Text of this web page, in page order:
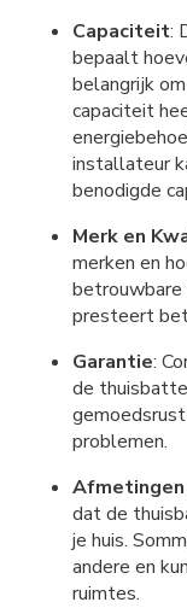
Capaciteit:
bepaalt
belangrijk
capaciteit
installateur
benodigde
Merk en
merken en
presteert
Garantie:
de
problemen.
dat de
je huis.
andere en
ruimtes.